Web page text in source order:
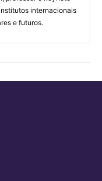
internacionais
e futuros.